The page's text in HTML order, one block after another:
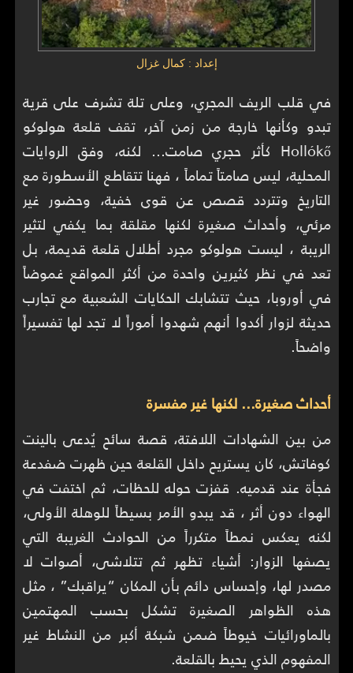
إعداد : كمال غزال
في قلب الريف المجري، وعلى تلة تشرف على قرية
تبدو وكأنها خارجة من زمن آخر، تقف قلعة هولوكو
Hollókő كأثر حجري صامت… لكنه، وفق الروايات
المحلية، ليس صامتاً تماماً ، فهنا تتقاطع الأسطورة مع
التاريخ وتتردد قصص عن قوى خفية، وحضور غير
مرئي، وأحداث صغيرة لكنها مقلقة بما يكفي لتثير
الريبة ، ليست هولوكو مجرد أطلال قلعة قديمة، بل
تعد في نظر كثيرين واحدة من أكثر المواقع غموضاً
في أوروبا، حيث تتشابك الحكايات الشعبية مع تجارب
حديثة لزوار أكدوا أنهم شهدوا أموراً لا تجد لها تفسيراً
واضحاً.
أحداث صغيرة… لكنها غير مفسرة
من بين الشهادات اللافتة، قصة سائح يُدعى بالينت
كوفاتش، كان يستريح داخل القلعة حين ظهرت ضفدعة
فجأة عند قدميه. قفزت حوله للحظات، ثم اختفت في
الهواء دون أثر ، قد يبدو الأمر بسيطاً للوهلة الأولى،
لكنه يعكس نمطاً متكرراً من الحوادث الغريبة التي
يصفها الزوار: أشياء تظهر ثم تتلاشى، أصوات لا
مصدر لها، وإحساس دائم بأن المكان “يراقبك” ، مثل
هذه الظواهر الصغيرة تشكل بحسب المهتمين
بالماورائيات خيوطاً ضمن شبكة أكبر من النشاط غير
المفهوم الذي يحيط بالقلعة.